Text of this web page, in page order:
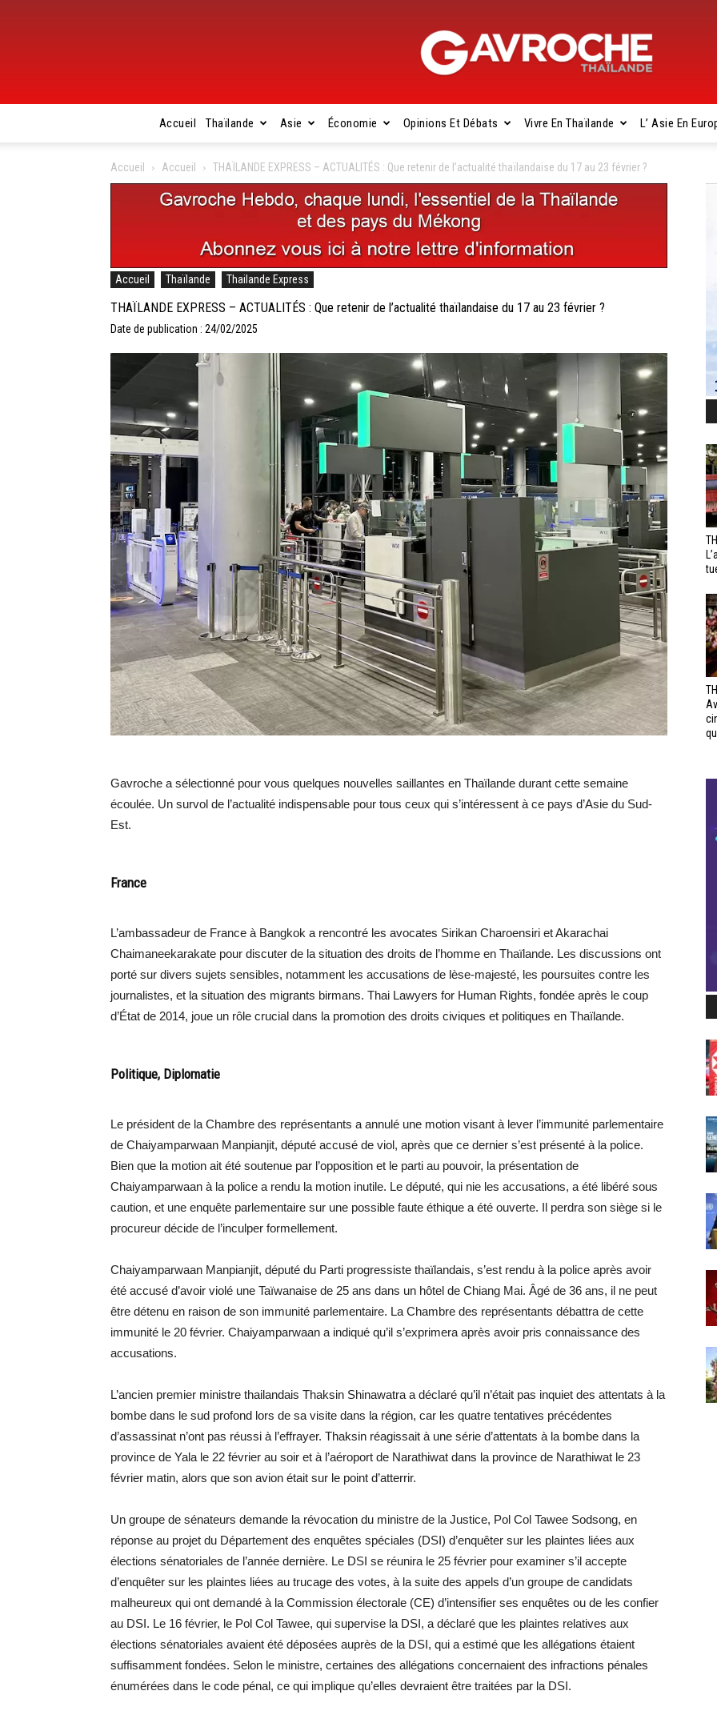
Gavroche
Accueil Thaïlande Asie Économie Opinions Et Débats Vivre En Thaïlande L’ Asie En
Accueil Accueil THAÏLANDE EXPRESS – ACTUALITÉS : Que retenir de l’actualité thaïlandaise du 17 au 23 février ?
Accueil Thaïlande Thailande Express
THAÏLANDE EXPRESS – ACTUALITÉS : Que retenir de l’actualité thaïlandaise du 17 au 23 février ?
Date de publication : 24/02/2025
Gavroche a sélectionné pour vous quelques nouvelles saillantes en Thaïlande durant cette semaine
écoulée. Un survol de l’actualité indispensable pour tous ceux qui s’intéressent à ce pays d’Asie du Sud-
Est.
France
L’ambassadeur de France à Bangkok a rencontré les avocates Sirikan Charoensiri et Akarachai
Chaimaneekarakate pour discuter de la situation des droits de l’homme en Thaïlande. Les discussions ont
porté sur divers sujets sensibles, notamment les accusations de lèse-majesté, les poursuites contre les
journalistes, et la situation des migrants birmans. Thai Lawyers for Human Rights, fondée après le coup
d’État de 2014, joue un rôle crucial dans la promotion des droits civiques et politiques en Thaïlande.
Politique, Diplomatie
Le président de la Chambre des représentants a annulé une motion visant à lever l’immunité parlementaire
de Chaiyamparwaan Manpianjit, député accusé de viol, après que ce dernier s’est présenté à la police.
Bien que la motion ait été soutenue par l’opposition et le parti au pouvoir, la présentation de
Chaiyamparwaan à la police a rendu la motion inutile. Le député, qui nie les accusations, a été libéré sous
caution, et une enquête parlementaire sur une possible faute éthique a été ouverte. Il perdra son siège si le
procureur décide de l’inculper formellement.
Chaiyamparwaan Manpianjit, député du Parti progressiste thaïlandais, s’est rendu à la police après avoir
été accusé d’avoir violé une Taïwanaise de 25 ans dans un hôtel de Chiang Mai. Âgé de 36 ans, il ne peut
être détenu en raison de son immunité parlementaire. La Chambre des représentants débattra de cette
immunité le 20 février. Chaiyamparwaan a indiqué qu’il s’exprimera après avoir pris connaissance des
accusations.
L’ancien premier ministre thailandais Thaksin Shinawatra a déclaré qu’il n’était pas inquiet des attentats à la
bombe dans le sud profond lors de sa visite dans la région, car les quatre tentatives précédentes
d’assassinat n’ont pas réussi à l’effrayer. Thaksin réagissait à une série d’attentats à la bombe dans la
province de Yala le 22 février au soir et à l’aéroport de Narathiwat dans la province de Narathiwat le 23
février matin, alors que son avion était sur le point d’atterrir.
Un groupe de sénateurs demande la révocation du ministre de la Justice, Pol Col Tawee Sodsong, en
réponse au projet du Département des enquêtes spéciales (DSI) d’enquêter sur les plaintes liées aux
élections sénatoriales de l’année dernière. Le DSI se réunira le 25 février pour examiner s’il accepte
d’enquêter sur les plaintes liées au trucage des votes, à la suite des appels d’un groupe de candidats
malheureux qui ont demandé à la Commission électorale (CE) d’intensifier ses enquêtes ou de les confier
au DSI. Le 16 février, le Pol Col Tawee, qui supervise la DSI, a déclaré que les plaintes relatives aux
élections sénatoriales avaient été déposées auprès de la DSI, qui a estimé que les allégations étaient
suffisamment fondées. Selon le ministre, certaines des allégations concernaient des infractions pénales
énumérées dans le code pénal, ce qui implique qu’elles devraient être traitées par la DSI.